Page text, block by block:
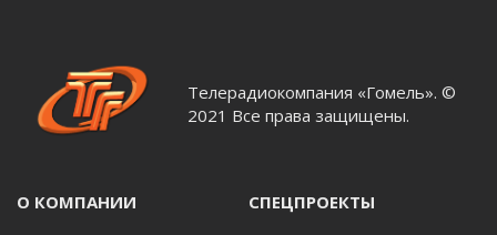
Телерадиокомпания «Гомель». ©
2021 Все права защищены.
О КОМПАНИИ СПЕЦПРОЕКТЫ